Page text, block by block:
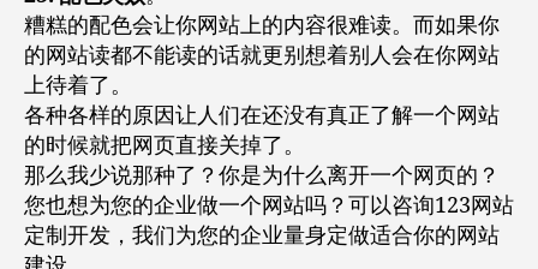
糟糕的配色会让你网站上的内容很难读。而如果你
的网站读都不能读的话就更别想着别人会在你网站
上待着了。
各种各样的原因让人们在还没有真正了解一个网站
的时候就把网页直接关掉了。
那么我少说那种了？你是为什么离开一个网页的？
您也想为您的企业做一个网站吗？可以咨询123网站
定制开发，我们为您的企业量身定做适合你的网站